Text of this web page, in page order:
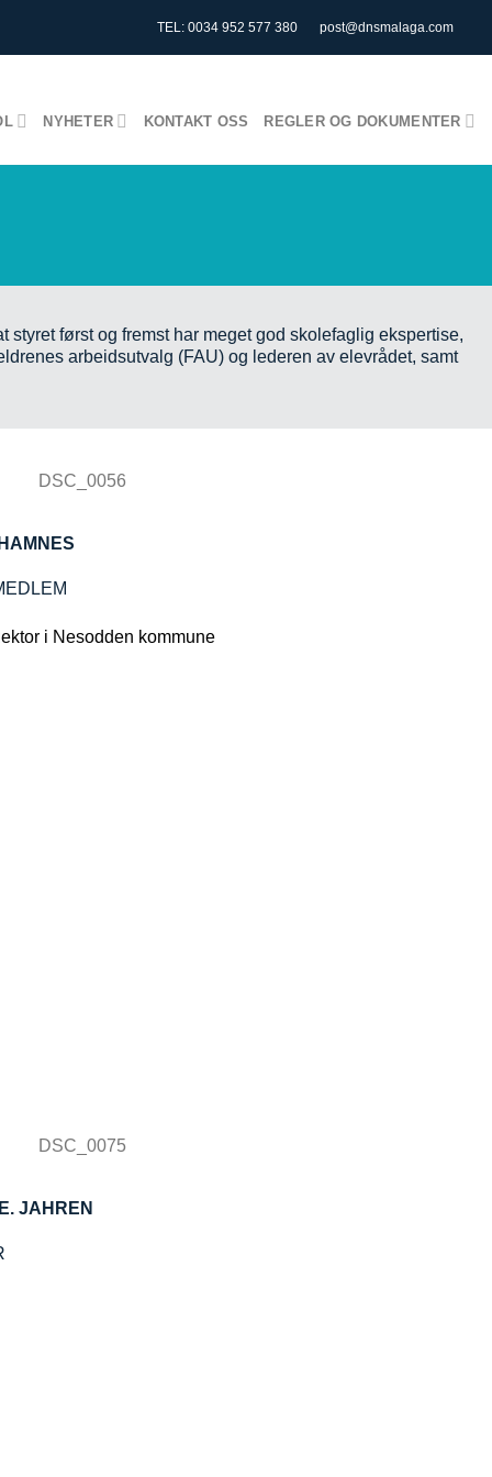
TEL: 0034 952 577 380 post@dnsmalaga.com
NYHETER KONTAKT OSS REGLER OG DOKUMENTER
først og fremst har meget god skolefaglig ekspertise,
arbeidsutvalg (FAU) og lederen av elevrådet, samt
i Nesodden kommune
JAHREN